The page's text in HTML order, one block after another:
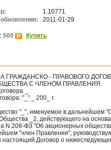
1.10771
2011-01-29
500 Купить
ГРАЖДАНСКО - ПРАВОВОГО
С ЧЛЕНОМ ПРАВЛЕНИЯ
_
"_" _ 200_ г.
"_", именуемое в дальнейшем
_2, действующего на
N 208-ФЗ "Об акционерных
"член Правления",
настоящий Договор о